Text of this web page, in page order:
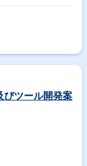
びツール開発案